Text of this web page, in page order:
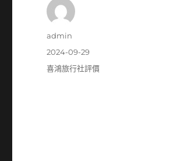
作
admin
發
佈
2024-09-29
分
喜鴻旅行社評價